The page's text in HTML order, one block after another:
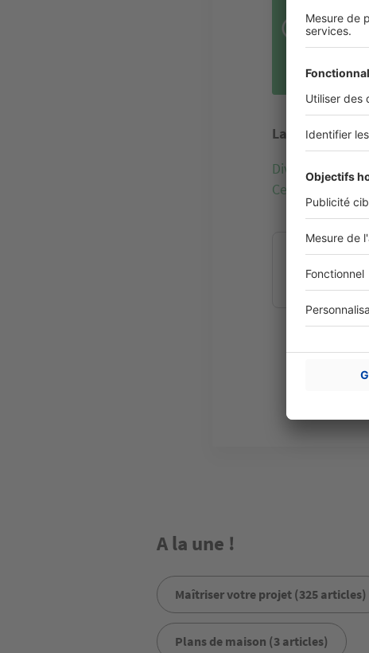
Le
est
La rédaction
Diviser votre
Cession de
maison
A la une !
Maîtriser votre projet (325 articles)
Plans de maison (3 articles)